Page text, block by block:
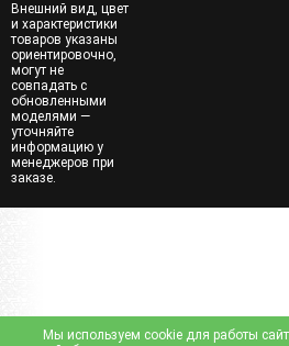
Внешний вид, цвет
и характеристики
товаров указаны
ориентировочно,
могут не
совпадать с
обновленными
моделями —
уточняйте
информацию у
менеджеров при
заказе.
Мы используем cookie для работы